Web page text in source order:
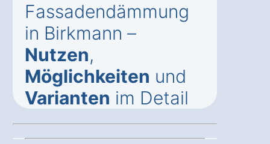
Fassadendämmung
in Birkmann –
Nutzen,
Möglichkeiten und
Varianten im Detail